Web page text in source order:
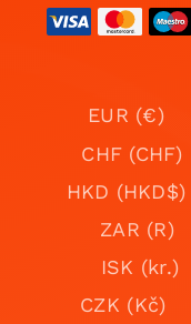
EUR (€)
CHF (CHF)
HKD (HKD$)
ZAR (R)
ISK (kr.)
CZK (Kč)